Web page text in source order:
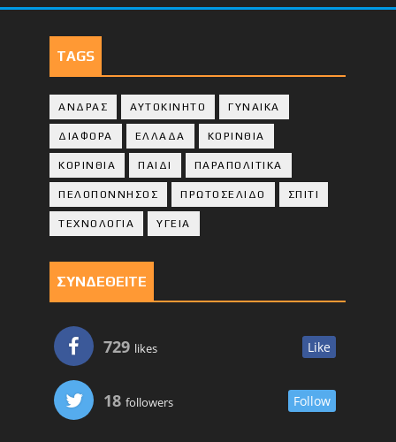
TAGS
ΑΝΔΡΑΣ ΑΥΤΟΚΙΝΗΤΟ ΓΥΝΑΙΚΑ
ΔΙΑΦΟΡΑ ΕΛΛΑΔΑ ΚΟΡΙΝΘΙΑ
ΚΟΡΙΝΘΙA ΠΑΙΔΙ ΠΑΡΑΠΟΛΙΤΙΚΑ
ΠΕΛΟΠΟΝΝΗΣΟΣ ΠΡΩΤΟΣΕΛΙΔΟ ΣΠΙΤΙ
ΤΕΧΝΟΛΟΓΙΑ ΥΓΕΙΑ
ΣΥΝΔΕΘΕΙΤΕ
729 likes Like
18 followers Follow